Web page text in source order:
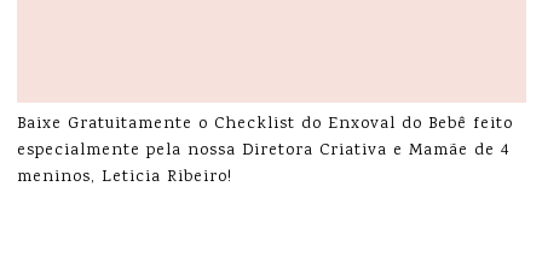
Baixe Gratuitamente o Checklist do Enxoval do Bebê feito
especialmente pela nossa Diretora Criativa e Mamãe de 4
meninos, Leticia Ribeiro!